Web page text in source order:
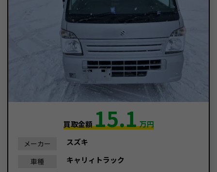
買取金額15.1万円
メーカー スズキ
車種 キャリィトラック